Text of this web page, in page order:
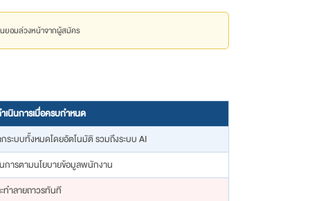
นยอมล่วงหน้าจากผู้สมัคร
เนินการเมื่อครบกำหนด
ระบบทั้งหมดโดยอัตโนมัติ รวมถึงระบบ AI
การตามนโยบายข้อมูลพนักงาน
ทำลายถาวรทันที